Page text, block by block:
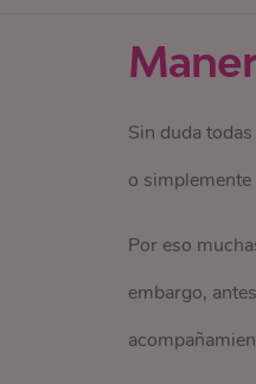
Sin duda
o
Por eso
embargo,